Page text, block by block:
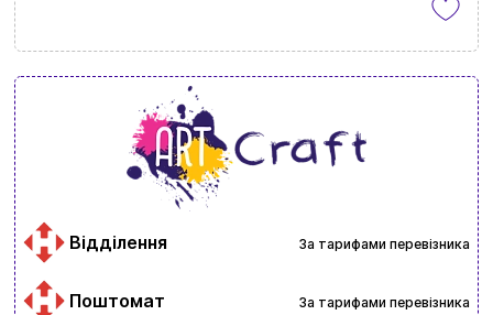
Відділення За тарифами перевізника
Поштомат За тарифами перевізника